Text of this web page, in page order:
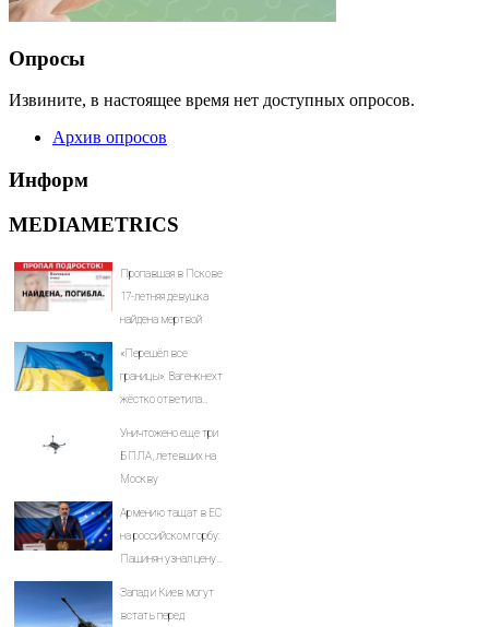
Опросы
Извините, в настоящее время нет доступных опросов.
Архив опросов
Информ
MEDIAMETRICS
Пропавшая в Пскове
17-летняя девушка
найдена мертвой
«Перешёл все
границы»: Вагенкнехт
жёстко ответила
Уничтожено еще три
БПЛА, летевших на
Москву
Армению тащат в ЕС
на российском горбу:
Пашинян узнал цену
Запад и Киев могут
встать перед